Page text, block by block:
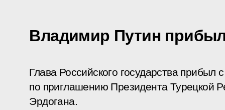
Владимир Путин
Глава Российского государства прибыл
по приглашению Президента Турецкой
Эрдогана.